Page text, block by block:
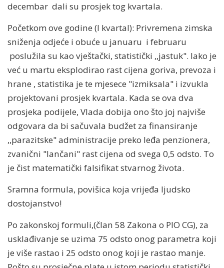
decembar dali su prosjek tog kvartala.
Početkom ove godine (I kvartal): Privremena zimska
sniženja odjeće i obuće u januaru i februaru
poslužila su kao vještački, statistički ,,jastuk". Iako je
već u martu eksplodirao rast cijena goriva, prevoza i
hrane , statistika je te mjesece "izmiksala" i izvukla
projektovani prosjek kvartala. Kada se ova dva
prosjeka podijele, Vlada dobija ono što joj najviše
odgovara da bi sačuvala budžet za finansiranje
,,parazitske" administracije preko leđa penzionera,
zvanični "lančani" rast cijena od svega 0,5 odsto. To
je čist matematički falsifikat stvarnog života.
Sramna formula, povišica koja vrijeđa ljudsko
dostojanstvo!
Po zakonskoj formuli,(član 58 Zakona o PIO CG), za
usklađivanje se uzima 75 odsto onog parametra koji
je više rastao i 25 odsto onog koji je rastao manje.